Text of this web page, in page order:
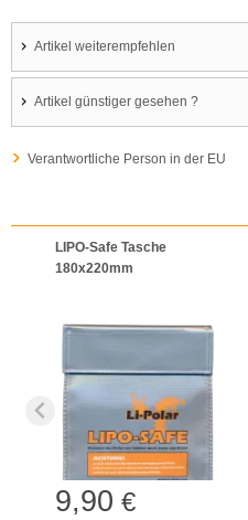
Artikel weiterempfehlen
Artikel günstiger gesehen ?
Verantwortliche Person in der EU
LIPO-Safe Tasche
180x220mm
9,90 €